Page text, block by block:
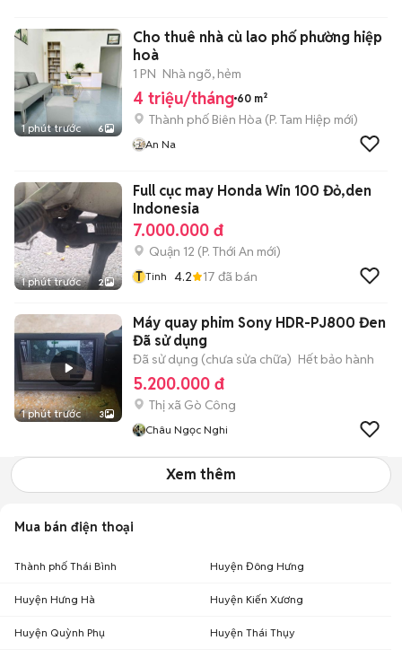
1 phút trước 6
Cho thuê nhà cù lao phố phường hiệp
hoà
1 PN Nhà ngõ, hẻm
4 triệu/tháng 60 m²
Thành phố Biên Hòa (P. Tam Hiệp mới)
An Na
1 phút trước 2
Full cục may Honda Win 100 Đỏ,den
Indonesia
7.000.000 đ
Quận 12 (P. Thới An mới)
T Tinh 4.2 17 đã bán
1 phút trước 3
Máy quay phim Sony HDR-PJ800 Đen
Đã sử dụng
Đã sử dụng (chưa sửa chữa) Hết bảo hành
5.200.000 đ
Thị xã Gò Công
Châu Ngọc Nghi
Xem thêm
Mua bán điện thoại
Thành phố Thái Bình Huyện Đông Hưng
Huyện Hưng Hà Huyện Kiến Xương
Huyện Quỳnh Phụ Huyện Thái Thụy